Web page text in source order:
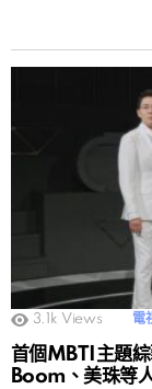
3.1k Views 電
首個MBTI主題
Boom、美珠等